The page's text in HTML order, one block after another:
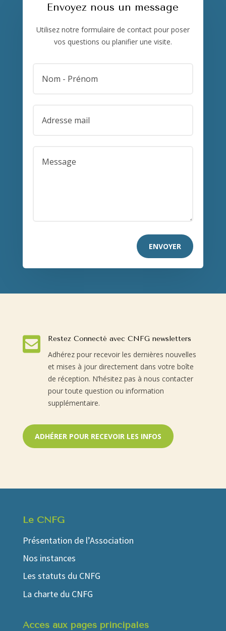
Envoyez nous un message
Utilisez notre formulaire de contact pour poser
vos questions ou planifier une visite.
ENVOYER
 Restez Connecté avec CNFG newsletters
Adhérez pour recevoir les dernières nouvelles
et mises à jour directement dans votre boîte
de réception. N’hésitez pas à nous contacter
pour toute question ou information
supplémentaire.
ADHÉRER POUR RECEVOIR LES INFOS
Le CNFG
Présentation de l’Association
Nos instances
Les statuts du CNFG
La charte du CNFG
Accés aux pages principales